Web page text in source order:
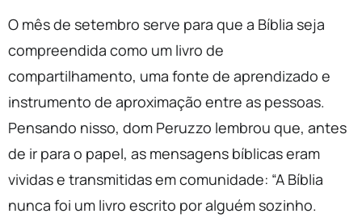
O mês de setembro serve para que a Bíblia seja
compreendida como um livro de
compartilhamento, uma fonte de aprendizado e
instrumento de aproximação entre as pessoas.
Pensando nisso, dom Peruzzo lembrou que, antes
de ir para o papel, as mensagens bíblicas eram
vividas e transmitidas em comunidade: “A Bíblia
nunca foi um livro escrito por alguém sozinho.